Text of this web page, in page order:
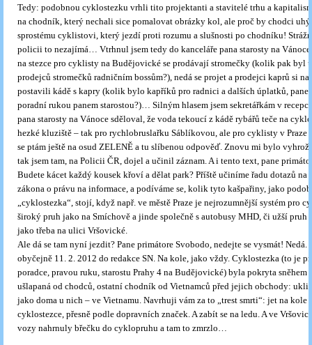
Tedy: podobnou cyklostezku vrhli tito projektanti a stavitelé trhu a
na chodník, který nechali sice pomalovat obrázky kol, ale proč by chodci
sprostému cyklistovi, který jezdí proti rozumu a slušnosti po chodníku!
policii to nezajímá… Vtrhnul jsem tedy do kanceláře pana starosty na Vánoce
na stezce pro cyklisty na Budějovické se prodávají stromečky (kolik pak byl
prodejců stromečků radničním bossům?), nedá se projet a prodejci kaprů si
postavili kádě s kapry (kolik bylo kapříků pro radnici a dalších úplatků, pane
poradní rukou panem starostou?)… Silným hlasem jsem sekretářkám v
pana starosty na Vánoce sděloval, že voda tekoucí z kádě rybářů teče na
hezké kluziště – tak pro rychlobruslařku Sáblíkovou, ale pro cyklisty v Praze
se ptám ještě na osud ZELENĚ a tu slíbenou odpověď. Znovu mi bylo
tak jsem tam, na Policii ČR, dojel a učinil záznam. A i tento text, pane
Budete kácet každý kousek křoví a dělat park? Příště učiníme řadu dotazů na
zákona o právu na informace, a podíváme se, kolik tyto kašpařiny, jako
„cyklostezka“, stojí, když např. ve městě Praze je nejrozumnější systém pro
široký pruh jako na Smíchově a jinde společně s autobusy MHD, či užší pruh
jako třeba na ulici Vršovické.
Ale dá se tam nyní jezdit? Pane primátore Svobodo, nedejte se vysmát! Nedá.
obyčejně 11. 2. 2012 do redakce SN. Na kole, jako vždy. Cyklostezka (to je
poradce, pravou ruku, starostu Prahy 4 na Budějovické) byla pokryta sněhem
ušlapaná od chodců, ostatní chodník od Vietnamců před jejich obchody:
jako doma u nich – ve Vietnamu. Navrhuji vám za to „trest smrti“: jet na kole
cyklostezce, přesně podle dopravních značek. A zabít se na ledu. A ve
vozy nahrnuly břečku do cyklopruhu a tam to zmrzlo…